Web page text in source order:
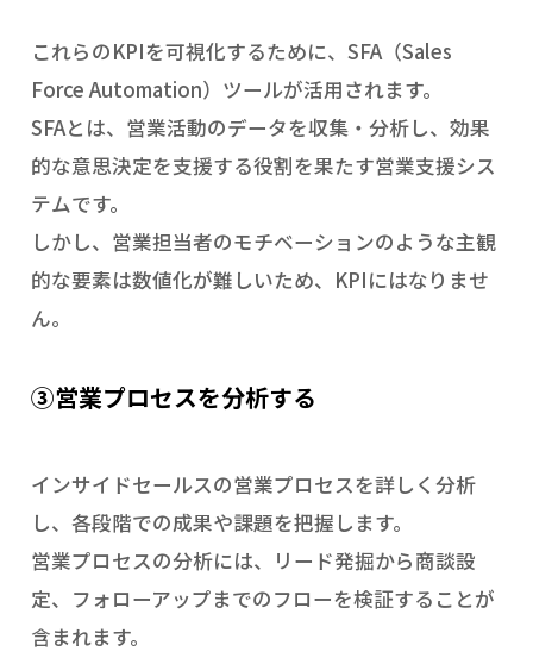
これらのKPIを可視化するために、SFA（Sales
Force Automation）ツールが活用されます。
SFAとは、営業活動のデータを収集・分析し、効果
的な意思決定を支援する役割を果たす営業支援シス
テムです。
しかし、営業担当者のモチベーションのような主観
的な要素は数値化が難しいため、KPIにはなりませ
ん。
③営業プロセスを分析する
インサイドセールスの営業プロセスを詳しく分析
し、各段階での成果や課題を把握します。
営業プロセスの分析には、リード発掘から商談設
定、フォローアップまでのフローを検証することが
含まれます。